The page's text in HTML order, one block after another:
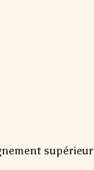
supérieur